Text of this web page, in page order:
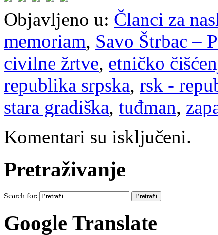
Objavljeno u: Članci za
memoriam, Savo Štrbac –
civilne žrtve, etničko
republika srpska, rsk -
stara gradiška, tuđman,
Komentari su isključeni.
Pretraživanje
Search for:
Google Translate